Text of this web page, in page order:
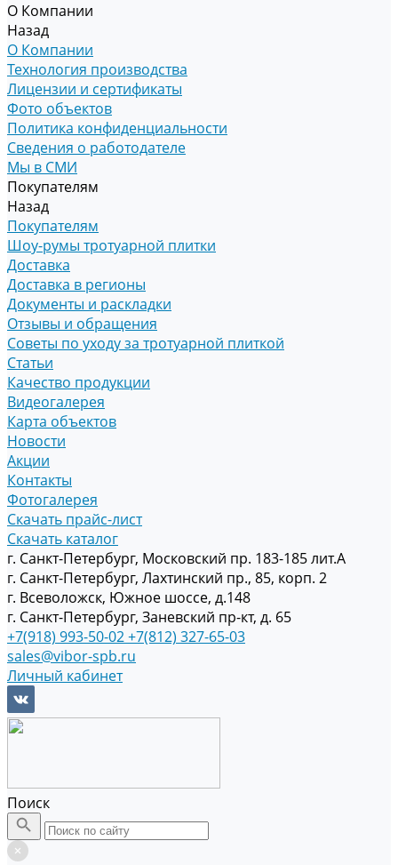
О Компании
Назад
О Компании
Технология производства
Лицензии и сертификаты
Фото объектов
Политика конфиденциальности
Сведения о работодателе
Мы в СМИ
Покупателям
Назад
Покупателям
Шоу-румы тротуарной плитки
Доставка
Доставка в регионы
Документы и раскладки
Отзывы и обращения
Советы по уходу за тротуарной плиткой
Статьи
Качество продукции
Видеогалерея
Карта объектов
Новости
Акции
Контакты
Фотогалерея
Скачать прайс-лист
Скачать каталог
г. Санкт-Петербург, Московский пр. 183-185 лит.А
г. Санкт-Петербург, Лахтинский пр., 85, корп. 2
г. Всеволожск, Южное шоссе, д.148
г. Санкт-Петербург, Заневский пр-кт, д. 65
+7(918) 993-50-02+7(812) 327-65-03
sales@vibor-spb.ru
Личный кабинет
Поиск